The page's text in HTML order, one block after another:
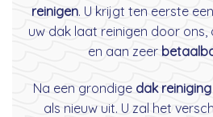
reinigen. U krijgt ten eerste een
uw dak laat reinigen door ons,
en aan zeer
Na een grondige dak reiniging
als nieuw uit. U zal het